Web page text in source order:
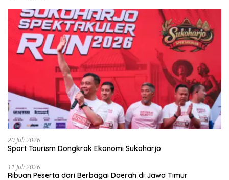
20 Juli 2026
Sport Tourism Dongkrak Ekonomi Sukoharjo
11 Juli 2026
Ribuan Peserta dari Berbagai Daerah di Jawa Timur